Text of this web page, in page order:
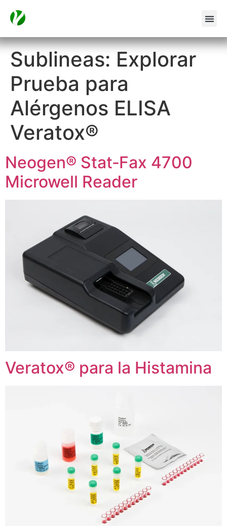
Sublineas: Explorar
Prueba para
Alérgenos ELISA
Veratox®
Neogen® Stat‑Fax 4700
Microwell Reader
Veratox® para la Histamina